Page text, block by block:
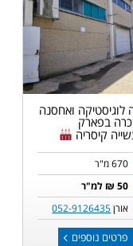
לוגיסטיקה ואחסנה
בפארק
קיסריה
670 מ"ר
50 ₪ למ"ר
אורן052-9126435
פרטים נוספים